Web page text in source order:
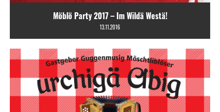
Möblö Party 2017 – Im Wildä Westä!
13.11.2016